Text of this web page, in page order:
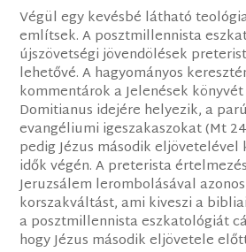
Végül egy kevésbé látható
említsek. A posztmillennista
újszövetségi jövendölések
lehetővé. A hagyományos
kommentárok a Jelenések
Domitianus idejére helyezik, a
evangéliumi igeszakaszokat (Mt
pedig Jézus második eljövetelével
idők végén. A preterista
Jeruzsálem lerombolásával
korszakváltást, ami kiveszi a
a posztmillennista eszkatológiát
hogy Jézus második eljövetele